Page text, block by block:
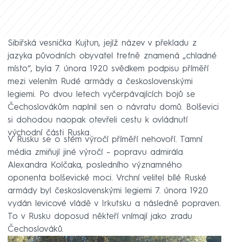
Sibiřská vesnička Kujtun, jejíž název v překladu z
jazyka původních obyvatel trefně znamená „chladné
místo“, byla 7. února 1920 svědkem podpisu příměří
mezi velením Rudé armády a československými
legiemi. Po dvou letech vyčerpávajících bojů se
Čechoslovákům naplnil sen o návratu domů. Bolševici
si dohodou naopak otevřeli cestu k ovládnutí
východní části Ruska.
V Rusku se o stém výročí příměří nehovoří. Tamní
média zmiňují jiné výročí – popravu admirála
Alexandra Kolčaka, posledního významného
oponenta bolševické moci. Vrchní velitel bílé Ruské
armády byl československými legiemi 7. února 1920
vydán levicové vládě v Irkutsku a následně popraven.
To v Rusku doposud někteří vnímají jako zradu
Čechoslováků.